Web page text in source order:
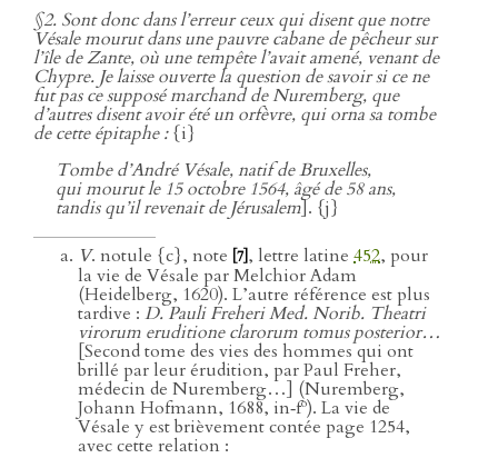
§2. Sont donc dans l’erreur ceux qui disent que notre
Vésale mourut dans une pauvre cabane de pêcheur sur
l’île de Zante, où une tempête l’avait amené, venant de
Chypre. Je laisse ouverte la question de savoir si ce ne
fut pas ce supposé marchand de Nuremberg, que
d’autres disent avoir été un orfèvre, qui orna sa tombe
de cette épitaphe :{i}
Tombe d’André Vésale, natif de Bruxelles,
qui mourut le 15 octobre 1564, âgé de 58 ans,
tandis qu’il revenait de Jérusalem]. {j}
V. notule {c}, note [7] , lettre latine 452, pour
la vie de Vésale par Melchior Adam
(Heidelberg, 1620). L’autre référence est plus
tardive : D. Pauli Freheri Med. Norib. Theatri
virorum eruditione clarorum tomus posterior…
[Second tome des vies des hommes qui ont
brillé par leur érudition, par Paul Freher,
médecin de Nuremberg…] (Nuremberg,
Johann Hofmann, 1688, in‑fo). La vie de
Vésale y est brièvement contée page 1254,
avec cette relation :